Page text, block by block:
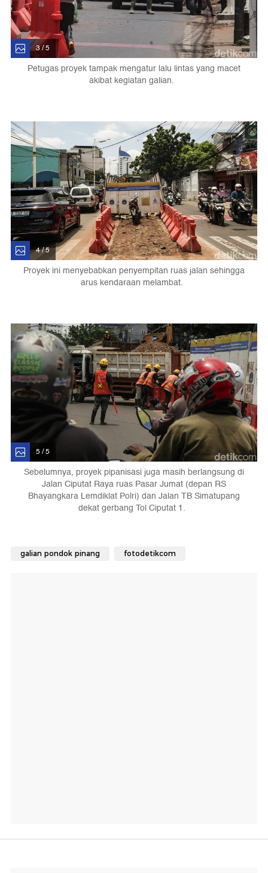
3 / 5
Petugas proyek tampak mengatur lalu lintas yang macet
akibat kegiatan galian.
4 / 5
Proyek ini menyebabkan penyempitan ruas jalan sehingga
arus kendaraan melambat.
5 / 5
Sebelumnya, proyek pipanisasi juga masih berlangsung di
Jalan Ciputat Raya ruas Pasar Jumat (depan RS
Bhayangkara Lemdiklat Polri) dan Jalan TB Simatupang
dekat gerbang Tol Ciputat 1.
galian pondok pinang fotodetikcom